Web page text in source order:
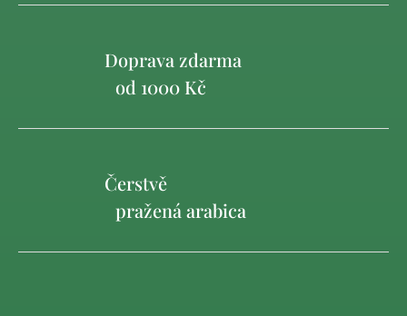
Doprava zdarma
od 1000 Kč
Čerstvě
pražená arabica